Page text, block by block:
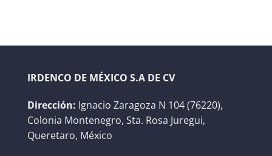
IRDENCO DE MÉXICO S.A DE CV
Dirección: Ignacio Zaragoza N 104 (76220),
Colonia Montenegro, Sta. Rosa Juregui,
Queretaro, México